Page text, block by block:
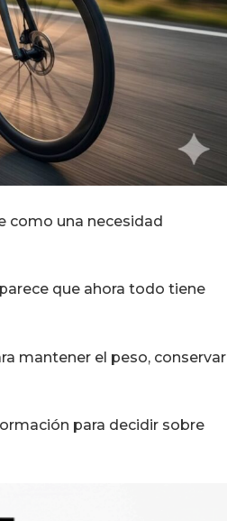
como una necesidad
que ahora todo tiene
mantener el peso, conservar
para decidir sobre